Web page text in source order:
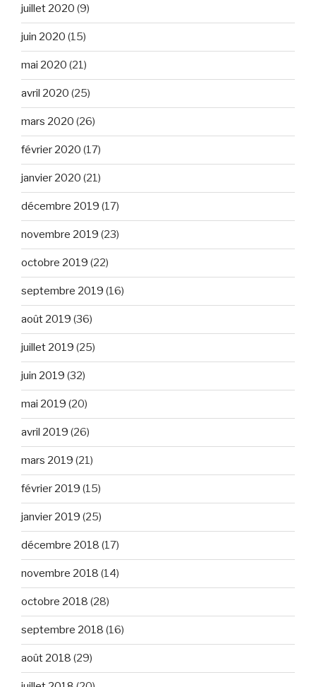
juillet 2020 (9)
juin 2020 (15)
mai 2020 (21)
avril 2020 (25)
mars 2020 (26)
février 2020 (17)
janvier 2020 (21)
décembre 2019 (17)
novembre 2019 (23)
octobre 2019 (22)
septembre 2019 (16)
août 2019 (36)
juillet 2019 (25)
juin 2019 (32)
mai 2019 (20)
avril 2019 (26)
mars 2019 (21)
février 2019 (15)
janvier 2019 (25)
décembre 2018 (17)
novembre 2018 (14)
octobre 2018 (28)
septembre 2018 (16)
août 2018 (29)